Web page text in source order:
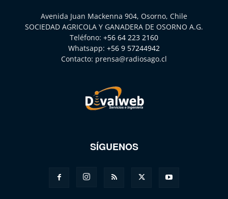
Avenida Juan Mackenna 904, Osorno, Chile
SOCIEDAD AGRICOLA Y GANADERA DE OSORNO A.G.
Teléfono: +56 64 223 2160
Whatsapp: +56 9 57244942
Contacto: prensa@radiosago.cl
SÍGUENOS